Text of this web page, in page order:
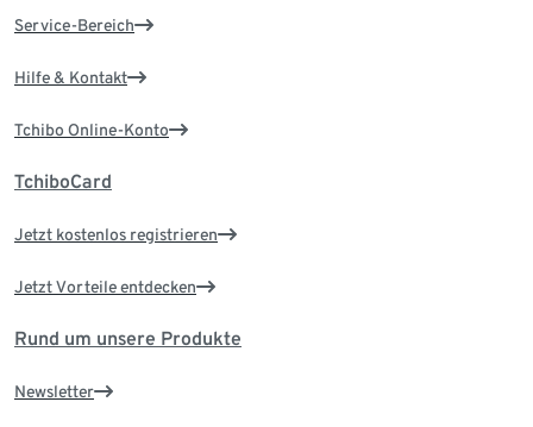
Service-Bereich
Hilfe & Kontakt
Tchibo Online-Konto
TchiboCard
Jetzt kostenlos registrieren
Jetzt Vorteile entdecken
Rund um unsere Produkte
Newsletter